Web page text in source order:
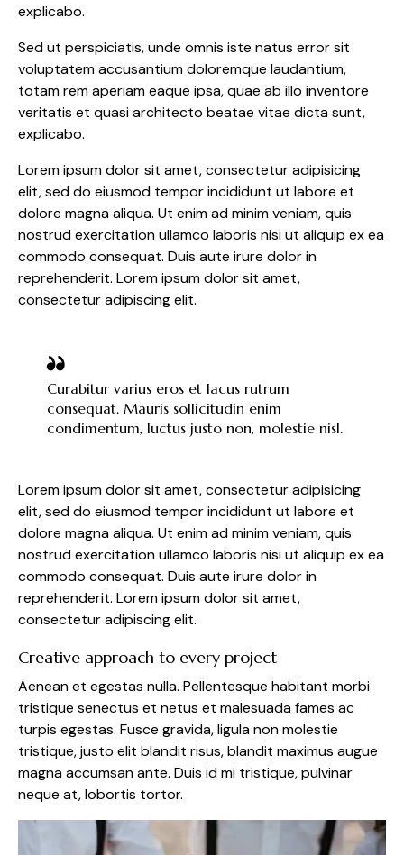
explicabo.
Sed ut perspiciatis, unde omnis iste natus error sit
voluptatem accusantium doloremque laudantium,
totam rem aperiam eaque ipsa, quae ab illo inventore
veritatis et quasi architecto beatae vitae dicta sunt,
explicabo.
Lorem ipsum dolor sit amet, consectetur adipisicing
elit, sed do eiusmod tempor incididunt ut labore et
dolore magna aliqua. Ut enim ad minim veniam, quis
nostrud exercitation ullamco laboris nisi ut aliquip ex ea
commodo consequat. Duis aute irure dolor in
reprehenderit. Lorem ipsum dolor sit amet,
consectetur adipiscing elit.
Curabitur varius eros et lacus rutrum
consequat. Mauris sollicitudin enim
condimentum, luctus justo non, molestie nisl.
Lorem ipsum dolor sit amet, consectetur adipisicing
elit, sed do eiusmod tempor incididunt ut labore et
dolore magna aliqua. Ut enim ad minim veniam, quis
nostrud exercitation ullamco laboris nisi ut aliquip ex ea
commodo consequat. Duis aute irure dolor in
reprehenderit. Lorem ipsum dolor sit amet,
consectetur adipiscing elit.
Creative approach to every project
Aenean et egestas nulla. Pellentesque habitant morbi
tristique senectus et netus et malesuada fames ac
turpis egestas. Fusce gravida, ligula non molestie
tristique, justo elit blandit risus, blandit maximus augue
magna accumsan ante. Duis id mi tristique, pulvinar
neque at, lobortis tortor.